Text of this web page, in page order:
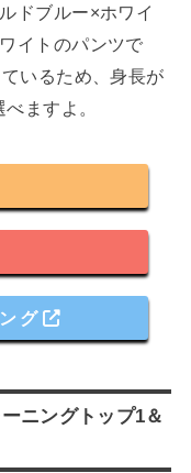
ドブルー×ホワイ
イトのパンツで
いるため、身長が
ますよ。
グ
ニングトップ1＆